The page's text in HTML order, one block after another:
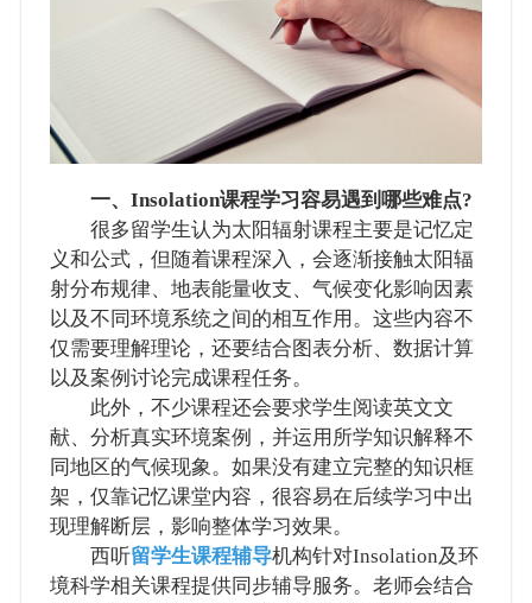
一、Insolation课程学习容易遇到哪些难点?
很多留学生认为太阳辐射课程主要是记忆定
义和公式，但随着课程深入，会逐渐接触太阳辐
射分布规律、地表能量收支、气候变化影响因素
以及不同环境系统之间的相互作用。这些内容不
仅需要理解理论，还要结合图表分析、数据计算
以及案例讨论完成课程任务。
此外，不少课程还会要求学生阅读英文文
献、分析真实环境案例，并运用所学知识解释不
同地区的气候现象。如果没有建立完整的知识框
架，仅靠记忆课堂内容，很容易在后续学习中出
现理解断层，影响整体学习效果。
西听留学生课程辅导机构针对Insolation及环
境科学相关课程提供同步辅导服务。老师会结合